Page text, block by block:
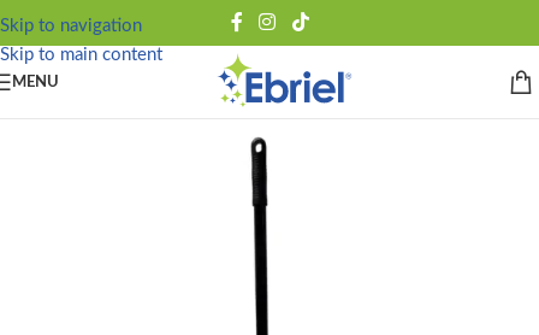
Skip to navigation
Skip to main content
MENU